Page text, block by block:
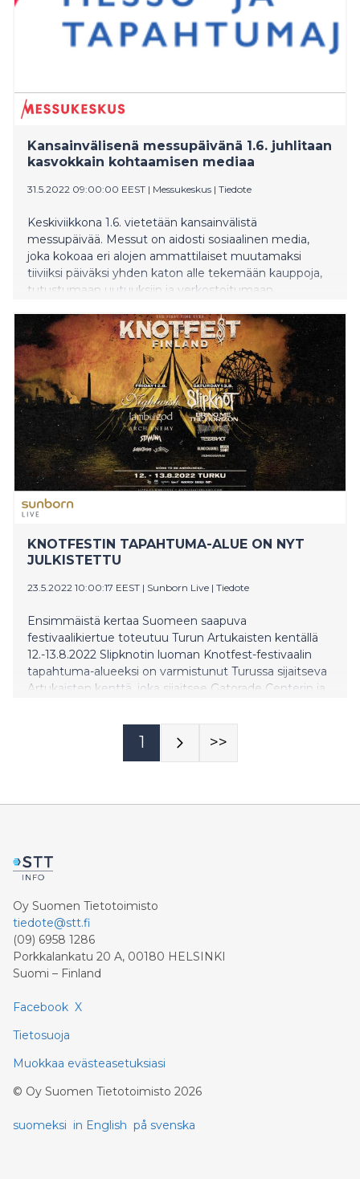
Kansainvälisenä messupäivänä 1.6. juhlitaan
kasvokkain kohtaamisen mediaa
31.5.2022 09:00:00 EEST | Messukeskus | Tiedote
Keskiviikkona 1.6. vietetään kansainvälistä
messupäivää. Messut on aidosti sosiaalinen media,
joka kokoaa eri alojen ammattilaiset muutamaksi
tiiviiksi päiväksi yhden katon alle tekemään kauppoja,
tutustumaan uutuuksiin ja verkostoitumaan
KNOTFESTIN TAPAHTUMA-ALUE ON NYT
JULKISTETTU
23.5.2022 10:00:17 EEST | Sunborn Live | Tiedote
Ensimmäistä kertaa Suomeen saapuva
festivaalikiertue toteutuu Turun Artukaisten kentällä
12.-13.8.2022 Slipknotin luoman Knotfest-festivaalin
tapahtuma-alueeksi on varmistunut Turussa sijaitseva
Artukaisten kenttä, joka sijaitsee Gatorade Centerin ja
läheisyydessä. Ensimmäistä kertaa festivaalikäytössä
oleva alue tarjoaa täydellisesti tapahtumalle
mahdollistaa hyvät liikenneyhteydet tapahtuma-
busseilla pääsee sujuvasti tapahtuma-alueen
läheisyyteen. Knotfestiä varten lisätään runsaasti
tapahtumaopastamiseen sekä esteettömyyteen.
Omalla autolla liikkuvia palvelee tapahtuma-alueen
välittömässä läheisyydessä sijaitsee ennakkoon
myytävä parkkialue. ”A
1 >>
Oy Suomen Tietotoimisto
tiedote@stt.fi
(09) 6958 1286
Porkkalankatu 20 A, 00180 HELSINKI
Suomi – Finland
Facebook X
Tietosuoja
Muokkaa evästeasetuksiasi
© Oy Suomen Tietotoimisto 2026
suomeksi in English på svenska